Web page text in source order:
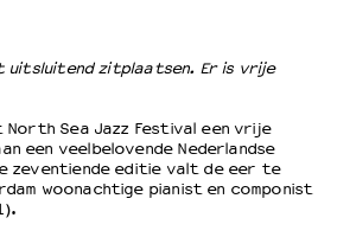
uitsluitend zitplaatsen. Er is vrije
Sea Jazz Festival een vrije
een veelbelovende Nederlandse
zeventiende editie valt de eer te
woonachtige pianist en componist